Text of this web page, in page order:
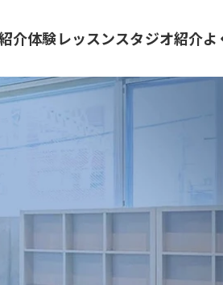
介体験レッスンスタジオ紹介よ